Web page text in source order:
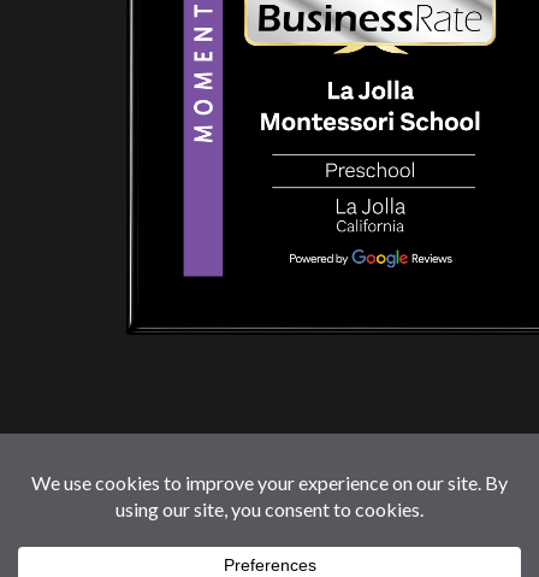
© 2026 LaJollaMontessoriSchool.com. Reservados
Todos Los Derechos.